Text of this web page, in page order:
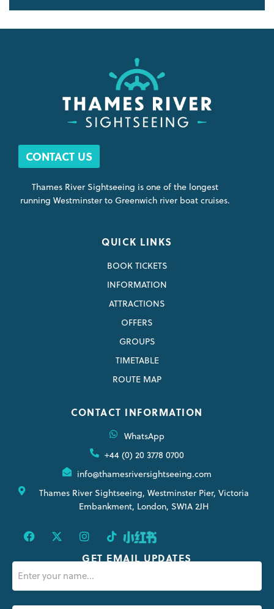
CONTACT US
Thames River Sightseeing is one of the longest
running Westminster to Greenwich river boat cruises.
QUICK LINKS
BOOK TICKETS
INFORMATION
ATTRACTIONS
OFFERS
GROUPS
TIMETABLE
ROUTE MAP
CONTACT INFORMATION
WhatsApp
+44 (0) 20 3778 0700
info@thamesriversightseeing.com
Thames River Sightseeing, Westminster Pier, Victoria
Embankment, London, SW1A 2JH
GET EMAIL UPDATES
(Nécessaire)